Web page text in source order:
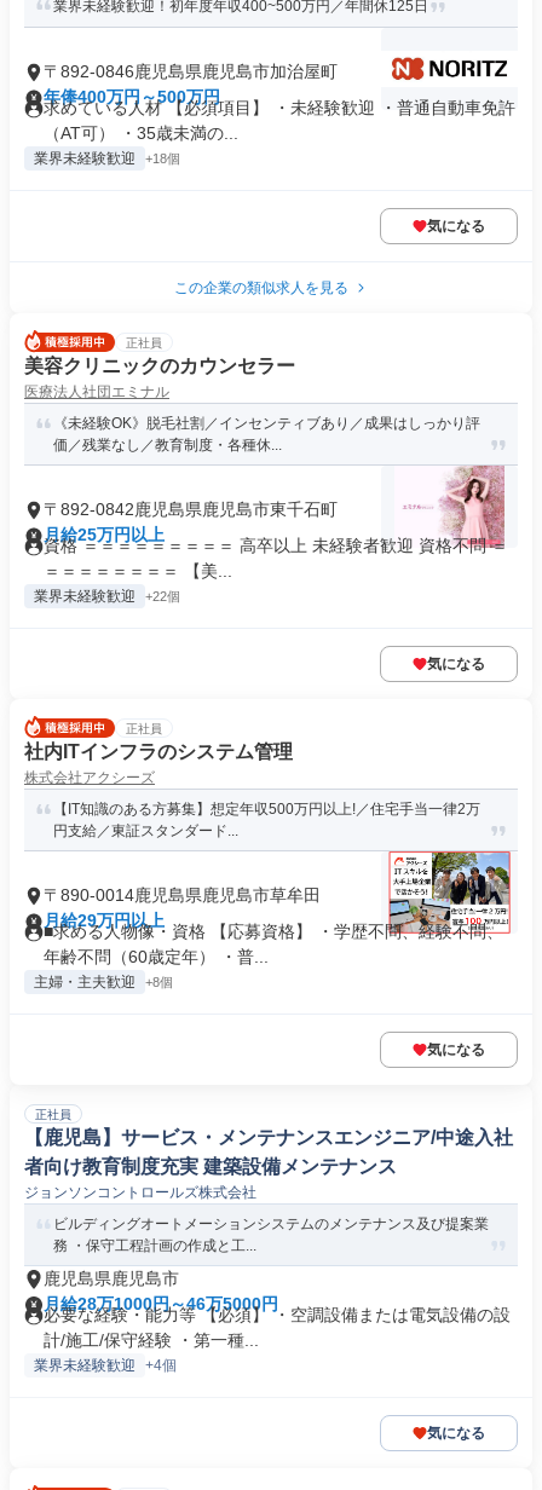
業界未経験歓迎！初年度年収400~500万円／年間休125日
〒892-0846鹿児島県鹿児島市加治屋町
年俸400万円～500万円
求めている人材 【必須項目】 ・未経験歓迎 ・普通自動車免許
（AT可） ・35歳未満の...
業界未経験歓迎 +18個
気になる
この企業の類似求人を見る
正社員
美容クリニックのカウンセラー
医療法人社団エミナル
《未経験OK》脱毛社割／インセンティブあり／成果はしっかり評
価／残業なし／教育制度・各種休...
〒892-0842鹿児島県鹿児島市東千石町
月給25万円以上
資格 ＝＝＝＝＝＝＝＝＝ 高卒以上 未経験者歓迎 資格不問 ＝
＝＝＝＝＝＝＝＝ 【美...
業界未経験歓迎 +22個
気になる
正社員
社内ITインフラのシステム管理
株式会社アクシーズ
【IT知識のある方募集】想定年収500万円以上!／住宅手当一律2万
円支給／東証スタンダード...
〒890-0014鹿児島県鹿児島市草牟田
月給29万円以上
■求める人物像・資格 【応募資格】 ・学歴不問、経験不問、
年齢不問（60歳定年） ・普...
主婦・主夫歓迎 +8個
気になる
正社員
【鹿児島】サービス・メンテナンスエンジニア/中途入社
者向け教育制度充実 建築設備メンテナンス
ジョンソンコントロールズ株式会社
ビルディングオートメーションシステムのメンテナンス及び提案業
務 ・保守工程計画の作成と工...
鹿児島県鹿児島市
月給28万1000円～46万5000円
必要な経験・能力等 【必須】 ・空調設備または電気設備の設
計/施工/保守経験 ・第一種...
業界未経験歓迎 +4個
気になる